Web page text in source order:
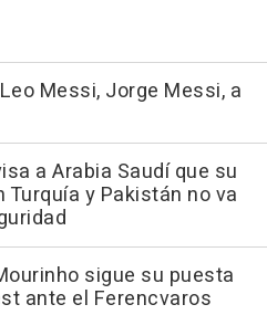
Messi, Jorge Messi, a
a Arabia Saudí que su
y Pakistán no va
sigue su puesta
ante el Ferencvaros